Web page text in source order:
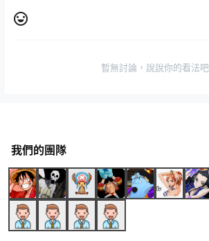
暫無討論，說說你的看法吧
我們的團隊